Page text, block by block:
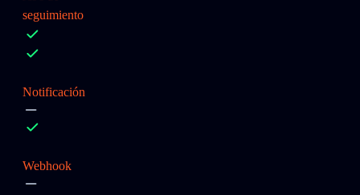
seguimiento
Notificación
Webhook